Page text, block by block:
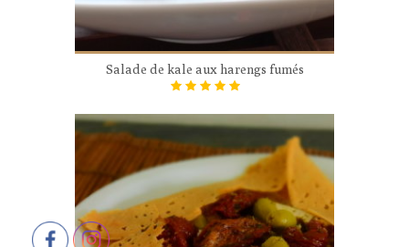
Salade de kale aux harengs fumés